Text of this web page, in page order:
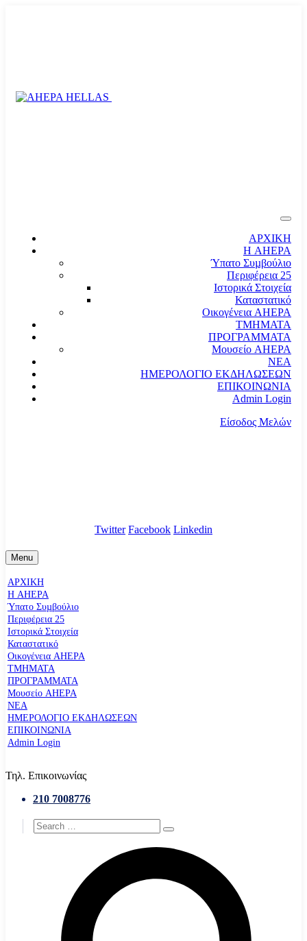
ΑΡΧΙΚΗ
Η AHEPA
Ύπατο Συµβούλιο
Περιφέρεια 25
Ιστορικά Στοιχεία
Καταστατικό
Οικογένεια AHEPA
ΤΜΗΜΑΤΑ
ΠΡΟΓΡΑΜΜΑΤΑ
Μουσείο AHEPA
ΝΕΑ
ΗΜΕΡΟΛΟΓΙΟ ΕΚΔΗΛΩΣΕΩΝ
ΕΠΙΚΟΙΝΩΝΙΑ
Admin Login
Είσοδος Μελών
Twitter Facebook Linkedin
Menu
ΑΡΧΙΚΗ
Η AHEPA
Ύπατο Συµβούλιο
Περιφέρεια 25
Ιστορικά Στοιχεία
Καταστατικό
Οικογένεια AHEPA
ΤΜΗΜΑΤΑ
ΠΡΟΓΡΑΜΜΑΤΑ
Μουσείο AHEPA
ΝΕΑ
ΗΜΕΡΟΛΟΓΙΟ ΕΚΔΗΛΩΣΕΩΝ
ΕΠΙΚΟΙΝΩΝΙΑ
Admin Login
Τηλ. Επικοινωνίας
210 7008776